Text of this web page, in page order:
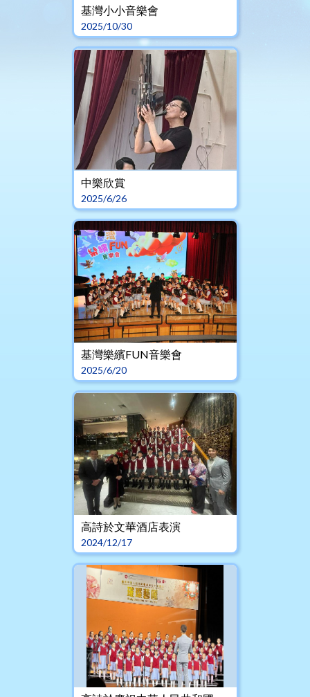
基灣小小音樂會
2025/10/30
中樂欣賞
2025/6/26
基灣樂繽FUN音樂會
2025/6/20
高詩於文華酒店表演
2024/12/17